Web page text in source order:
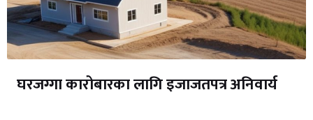
घरजग्गा कारोबारका लागि इजाजतपत्र अनिवार्य